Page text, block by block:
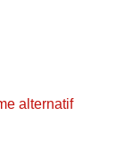
alternatif